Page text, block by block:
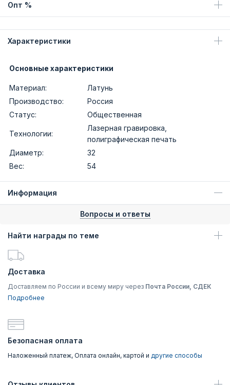
Опт %
Характеристики
Основные характеристики
Материал:
Латунь
Производство:
Россия
Статус:
Общественная
Технологии:
Лазерная гравировка,
полиграфическая печать
Диаметр:
32
Вес:
54
Информация
Вопросы и ответы
Найти награды по теме
Доставка
Доставляем по России и всему миру через Почта России, СДЕК
Подробнее
Безопасная оплата
Наложенный платеж, Оплата онлайн, картой и другие способы